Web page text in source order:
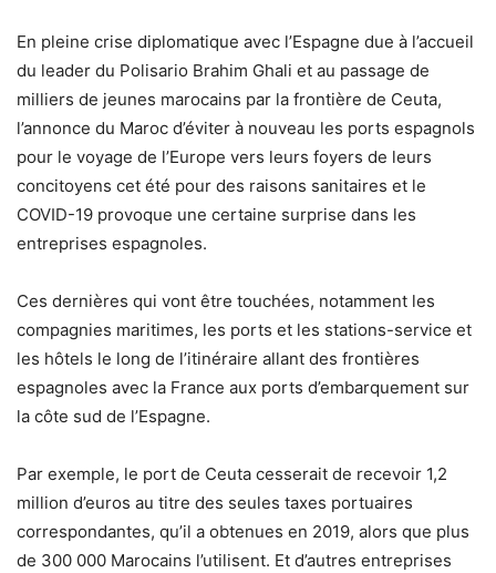
En pleine crise diplomatique avec l’Espagne due à l’accueil
du leader du Polisario Brahim Ghali et au passage de
milliers de jeunes marocains par la frontière de Ceuta,
l’annonce du Maroc d’éviter à nouveau les ports espagnols
pour le voyage de l’Europe vers leurs foyers de leurs
concitoyens cet été pour des raisons sanitaires et le
COVID-19 provoque une certaine surprise dans les
entreprises espagnoles.
Ces dernières qui vont être touchées, notamment les
compagnies maritimes, les ports et les stations-service et
les hôtels le long de l’itinéraire allant des frontières
espagnoles avec la France aux ports d’embarquement sur
la côte sud de l’Espagne.
Par exemple, le port de Ceuta cesserait de recevoir 1,2
million d’euros au titre des seules taxes portuaires
correspondantes, qu’il a obtenues en 2019, alors que plus
de 300 000 Marocains l’utilisent. Et d’autres entreprises